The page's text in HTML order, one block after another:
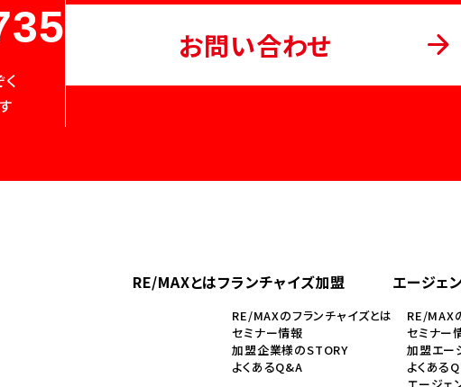
お問い合わせ
RE/MAXとはフランチャイズ加盟
RE/MAXのフランチャイズとは
セミナー情報
加盟企業様のSTORY
よくあるQ&A
エージェ
RE/MAX
セミナー
加盟エー
よくある
エージェ